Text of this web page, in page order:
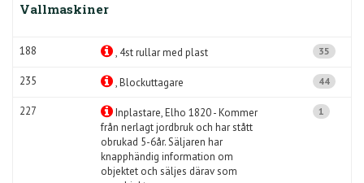
Vallmaskiner
188 , 4st rullar med plast 35
235 , Blockuttagare 44
227
Inplastare, Elho 1820 - Kommer
från nerlagt jordbruk och har stått
obrukad 5-6år. Säljaren har
knapphändig information om
objektet och säljes därav som
1